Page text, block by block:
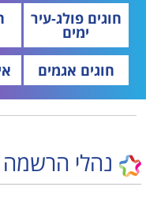
חוגים פולג-עיר
ימים
חוגים אגמים
נהלי הרשמה